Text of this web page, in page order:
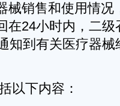
械销售和使用情况
在24小时内，二
知到有关医疗器
以下内容：